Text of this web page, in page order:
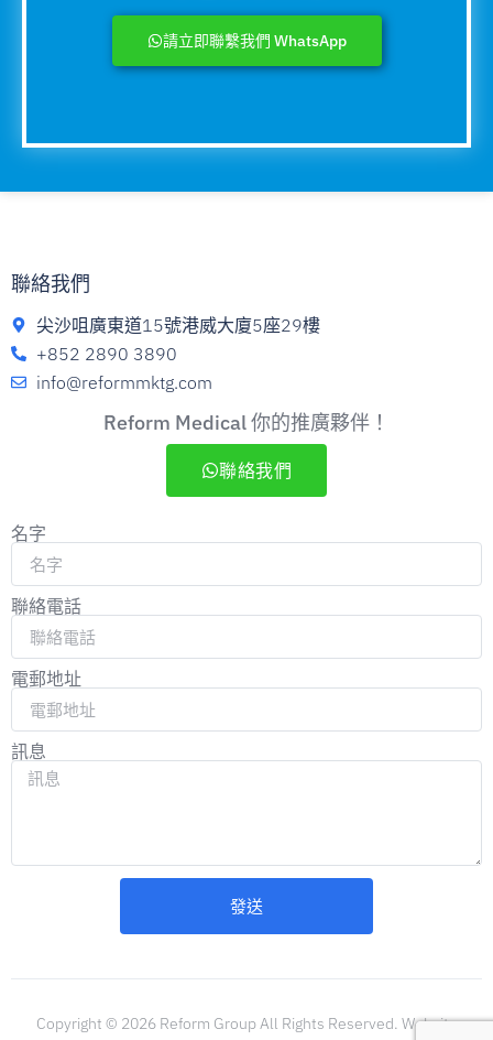
請立即聯繫我們 WhatsApp
聯絡我們
尖沙咀廣東道15號港威大廈5座29樓
+852 2890 3890
info@reformmktg.com
Reform Medical 你的推廣夥伴！
聯絡我們
名字
聯絡電話
電郵地址
訊息
發送
Copyright © 2026 Reform Group All Rights Reserved. Website